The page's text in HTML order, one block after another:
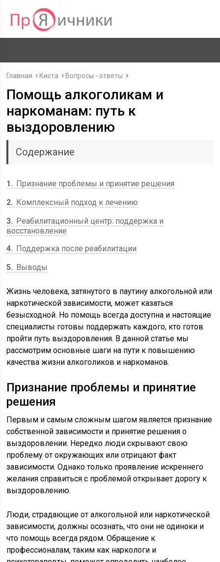
Главная Киста Вопросы - ответы
Помощь алкоголикам и
наркоманам: путь к
выздоровлению
Содержание
1
Признание проблемы и принятие решения
2
Комплексный подход к лечению
3
Реабилитационный центр: поддержка и
восстановление
4
Поддержка после реабилитации
5
Выводы
Жизнь человека, затянутого в паутину алкогольной или
наркотической зависимости, может казаться
безысходной. Но помощь всегда доступна и настоящие
специалисты готовы поддержать каждого, кто готов
пройти путь выздоровления. В данной статье мы
рассмотрим основные шаги на пути к повышению
качества жизни алкоголиков и наркоманов.
Признание проблемы и принятие
решения
Первым и самым сложным шагом является признание
собственной зависимости и принятие решения о
выздоровлении. Нередко люди скрывают свою
проблему от окружающих или отрицают факт
зависимости. Однако только проявление искреннего
желания справиться с проблемой открывает дорогу к
выздоровлению.
Люди, страдающие от алкогольной или наркотической
зависимости, должны осознать, что они не одиноки и
что помощь всегда рядом. Обращение к
профессионалам, таким как наркологи и